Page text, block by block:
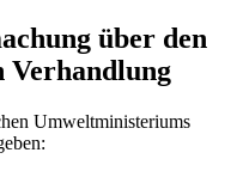
über den
Verhandlung
Umweltministeriums